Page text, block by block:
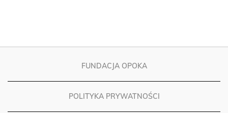
FUNDACJA OPOKA
POLITYKA PRYWATNOŚCI